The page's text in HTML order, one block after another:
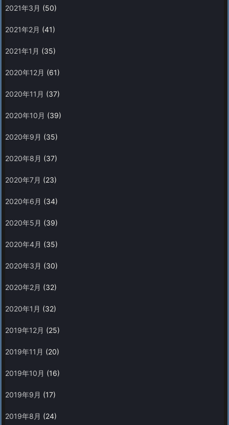
2021年3月 (50)
2021年2月 (41)
2021年1月 (35)
2020年12月 (61)
2020年11月 (37)
2020年10月 (39)
2020年9月 (35)
2020年8月 (37)
2020年7月 (23)
2020年6月 (34)
2020年5月 (39)
2020年4月 (35)
2020年3月 (30)
2020年2月 (32)
2020年1月 (32)
2019年12月 (25)
2019年11月 (20)
2019年10月 (16)
2019年9月 (17)
2019年8月 (24)